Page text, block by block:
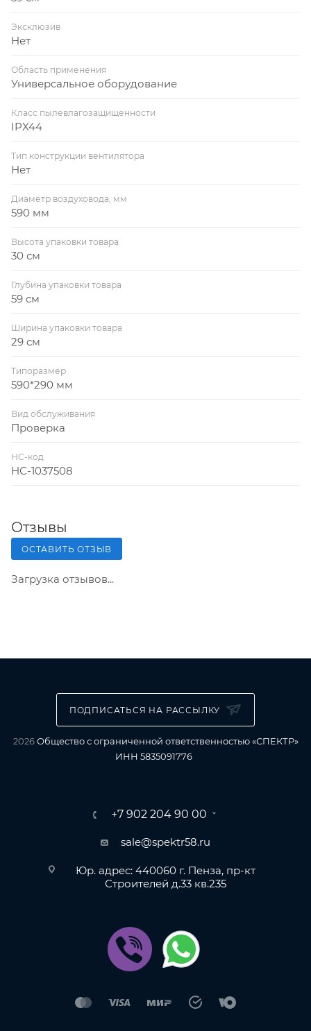
Эксклюзив
Нет
Область применения
Универсальное оборудование
Класс пылевлагозащищенности
IPX44
Тип конструкции вентилятора
Нет
Диаметр воздуховода, мм
590 мм
Высота упаковки товара
30 см
Глубина упаковки товара
59 см
Ширина упаковки товара
29 см
Типоразмер
590*290 мм
Вид обслуживания
Проверка
НС-код
НС-1037508
Отзывы
ОСТАВИТЬ ОТЗЫВ
Загрузка отзывов...
ПОДПИСАТЬСЯ НА РАССЫЛКУ
2026Общество с ограниченной ответственностью «СПЕКТР»
ИНН 5835091776
+7 902 204 90 00
sale@spektr58.ru
Юр. адрес: 440060 г. Пенза, пр-кт
Строителей д.33 кв.235